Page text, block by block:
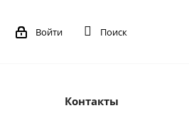
Войти Поиск
Контакты